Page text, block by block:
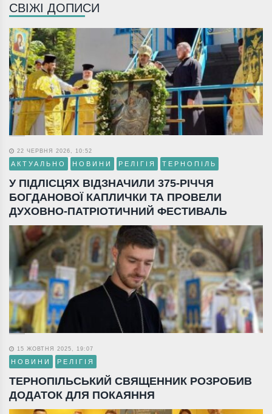
СВІЖІ ДОПИСИ
22 ЧЕРВНЯ 2026, 10:52
АКТУАЛЬНО НОВИНИ РЕЛІГІЯ ТЕРНОПІЛЬ
У ПІДЛІСЦЯХ ВІДЗНАЧИЛИ 375-РІЧЧЯ
БОГДАНОВОЇ КАПЛИЧКИ ТА ПРОВЕЛИ
ДУХОВНО-ПАТРІОТИЧНИЙ ФЕСТИВАЛЬ
15 ЖОВТНЯ 2025, 19:07
НОВИНИ РЕЛІГІЯ
ТЕРНОПІЛЬСЬКИЙ СВЯЩЕННИК РОЗРОБИВ
ДОДАТОК ДЛЯ ПОКАЯННЯ